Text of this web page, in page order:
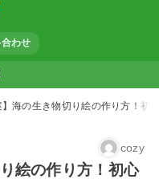
わせ
海の生き物切り絵の作り方！初
cozy
絵の作り方！初心